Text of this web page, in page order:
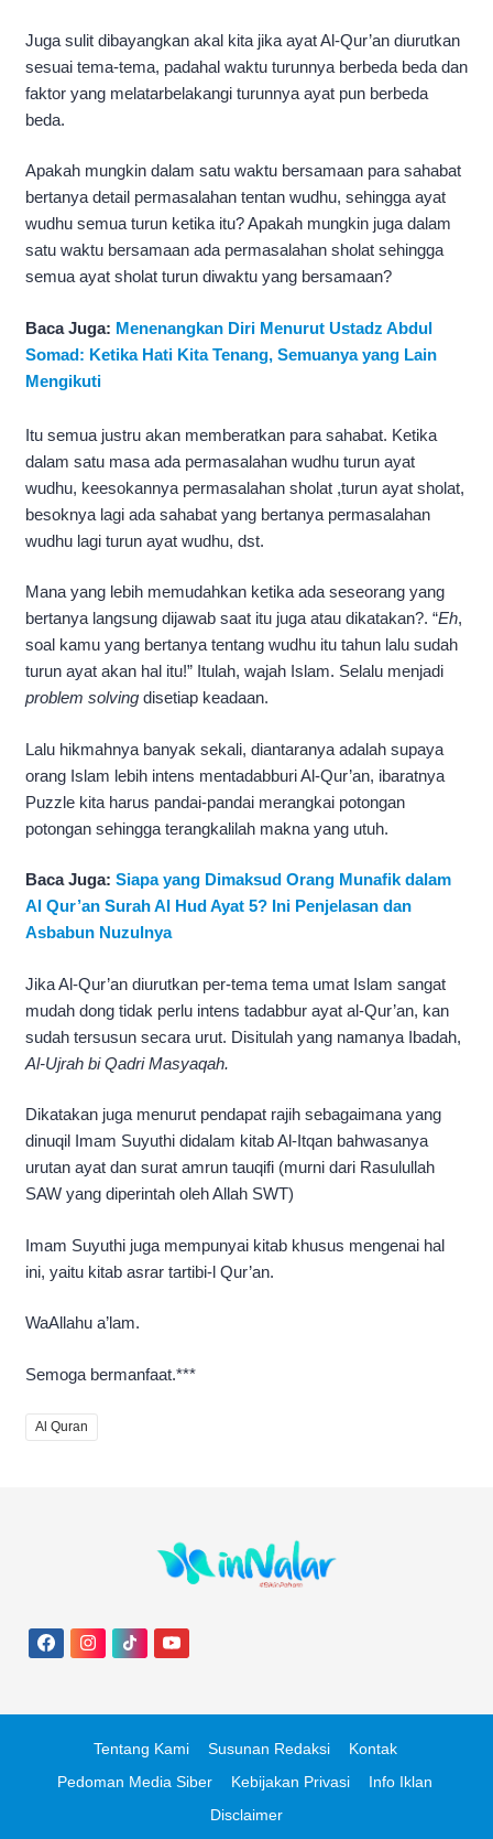
Juga sulit dibayangkan akal kita jika ayat Al-Qur’an diurutkan
sesuai tema-tema, padahal waktu turunnya berbeda beda dan
faktor yang melatarbelakangi turunnya ayat pun berbeda
beda.
Apakah mungkin dalam satu waktu bersamaan para sahabat
bertanya detail permasalahan tentan wudhu, sehingga ayat
wudhu semua turun ketika itu? Apakah mungkin juga dalam
satu waktu bersamaan ada permasalahan sholat sehingga
semua ayat sholat turun diwaktu yang bersamaan?
Baca Juga: Menenangkan Diri Menurut Ustadz Abdul
Somad: Ketika Hati Kita Tenang, Semuanya yang Lain
Mengikuti
Itu semua justru akan memberatkan para sahabat. Ketika
dalam satu masa ada permasalahan wudhu turun ayat
wudhu, keesokannya permasalahan sholat ,turun ayat sholat,
besoknya lagi ada sahabat yang bertanya permasalahan
wudhu lagi turun ayat wudhu, dst.
Mana yang lebih memudahkan ketika ada seseorang yang
bertanya langsung dijawab saat itu juga atau dikatakan?. “Eh,
soal kamu yang bertanya tentang wudhu itu tahun lalu sudah
turun ayat akan hal itu!” Itulah, wajah Islam. Selalu menjadi
problem solving disetiap keadaan.
Lalu hikmahnya banyak sekali, diantaranya adalah supaya
orang Islam lebih intens mentadabburi Al-Qur’an, ibaratnya
Puzzle kita harus pandai-pandai merangkai potongan
potongan sehingga terangkalilah makna yang utuh.
Baca Juga: Siapa yang Dimaksud Orang Munafik dalam
Al Qur’an Surah Al Hud Ayat 5? Ini Penjelasan dan
Asbabun Nuzulnya
Jika Al-Qur’an diurutkan per-tema tema umat Islam sangat
mudah dong tidak perlu intens tadabbur ayat al-Qur’an, kan
sudah tersusun secara urut. Disitulah yang namanya Ibadah,
Al-Ujrah bi Qadri Masyaqah.
Dikatakan juga menurut pendapat rajih sebagaimana yang
dinuqil Imam Suyuthi didalam kitab Al-Itqan bahwasanya
urutan ayat dan surat amrun tauqifi (murni dari Rasulullah
SAW yang diperintah oleh Allah SWT)
Imam Suyuthi juga mempunyai kitab khusus mengenai hal
ini, yaitu kitab asrar tartibi-l Qur’an.
WaAllahu a’lam.
Semoga bermanfaat.***
Al Quran
Tentang Kami Susunan Redaksi
Kontak
Pedoman Media Siber
Kebijakan Privasi
Info Iklan
Disclaimer